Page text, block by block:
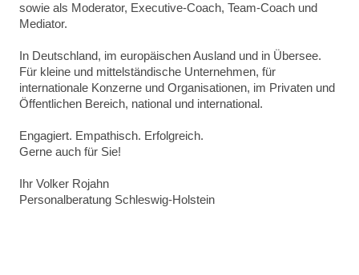
sowie als Moderator, Executive-Coach, Team-Coach und
Mediator.
In Deutschland, im europäischen Ausland und in Übersee.
Für kleine und mittelständische Unternehmen, für
internationale Konzerne und Organisationen, im Privaten und
Öffentlichen Bereich, national und international.
Engagiert. Empathisch. Erfolgreich.
Gerne auch für Sie!
Ihr Volker Rojahn
Personalberatung Schleswig-Holstein